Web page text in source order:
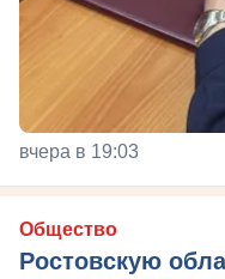
вчера в 19:03
Общество
Ростовскую